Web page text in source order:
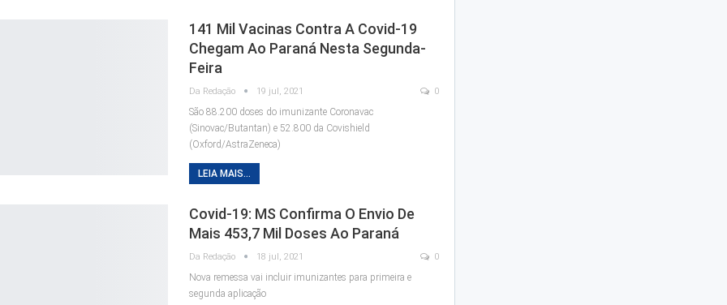
141 Mil Vacinas Contra A Covid-19
Chegam Ao Paraná Nesta Segunda-
Feira
Da Redação 19 jul, 2021 0
São 88.200 doses do imunizante Coronavac
(Sinovac/Butantan) e 52.800 da Covishield
(Oxford/AstraZeneca)
LEIA MAIS...
Covid-19: MS Confirma O Envio De
Mais 453,7 Mil Doses Ao Paraná
Da Redação 18 jul, 2021 0
Nova remessa vai incluir imunizantes para primeira e
segunda aplicação